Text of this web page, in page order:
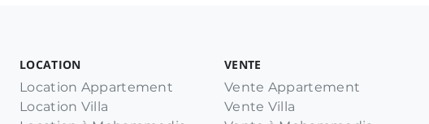
LOCATION
Location Appartement
Location Villa
VENTE
Vente Appartement
Vente Villa